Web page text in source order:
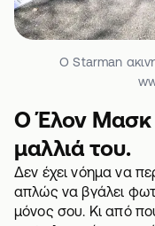
Ο Starman
Ο Έλον Μασκ
μαλλιά του.
Δεν έχει νόημα να
απλώς να βγάλει
μόνος σου. Κι από